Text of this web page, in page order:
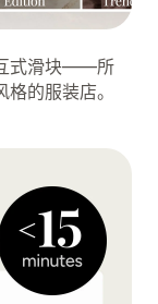
式滑块——所
的服装店。